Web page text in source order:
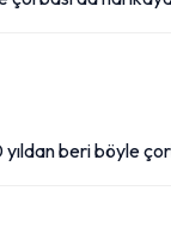
yıldan beri böyle